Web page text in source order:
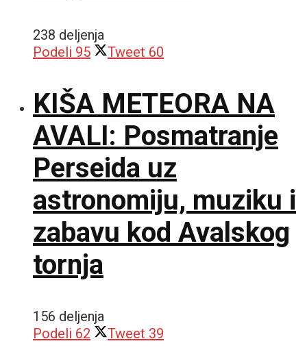
238 deljenja
Podeli 95 Tweet 60
KIŠA METEORA NA
AVALI: Posmatranje
Perseida uz
astronomiju, muziku i
zabavu kod Avalskog
tornja
156 deljenja
Podeli 62 Tweet 39